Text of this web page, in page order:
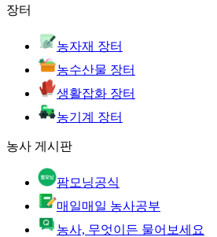
장터
농자재 장터
농수산물 장터
생활잡화 장터
농기계 장터
농사 게시판
팜모닝공식
매일매일 농사공부
농사, 무엇이든 물어보세요